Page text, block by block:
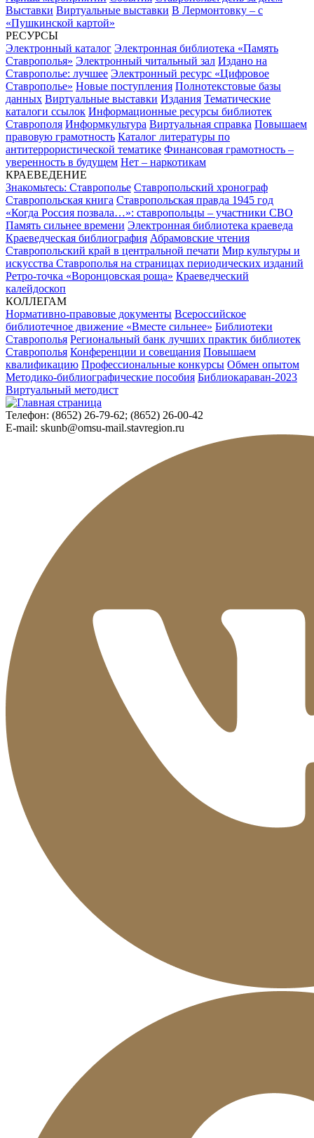
Выставки Виртуальные выставки В Лермонтовку – с
«Пушкинской картой»
РЕСУРСЫ
Электронный каталог Электронная библиотека «Память
Ставрополья» Электронный читальный зал Издано на
Ставрополье: лучшее Электронный ресурс «Цифровое
Ставрополье» Новые поступления Полнотекстовые базы
данных Виртуальные выставки Издания Тематические
каталоги ссылок Информационные ресурсы библиотек
Ставрополя Информкультура Виртуальная справка Повышаем
правовую грамотность Каталог литературы по
антитеррористической тематике Финансовая грамотность –
уверенность в будущем Нет – наркотикам
КРАЕВЕДЕНИЕ
Знакомьтесь: Ставрополье Ставропольский хронограф
Ставропольская книга Ставропольская правда 1945 год
«Когда Россия позвала…»: ставропольцы – участники СВО
Память сильнее времени Электронная библиотека краеведа
Краеведческая библиография Абрамовские чтения
Ставропольский край в центральной печати Мир культуры и
искусства Ставрополья на страницах периодических изданий
Ретро-точка «Воронцовская роща» Краеведческий
калейдоскоп
КОЛЛЕГАМ
Нормативно-правовые документы Всероссийское
библиотечное движение «Вместе сильнее» Библиотеки
Ставрополья Региональный банк лучших практик библиотек
Ставрополья Конференции и совещания Повышаем
квалификацию Профессиональные конкурсы Обмен опытом
Методико-библиографические пособия Библиокараван-2023
Виртуальный методист
Телефон: (8652) 26-79-62; (8652) 26-00-42
E-mail: skunb@omsu-mail.stavregion.ru